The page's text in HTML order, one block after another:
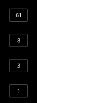
61
8
3
1